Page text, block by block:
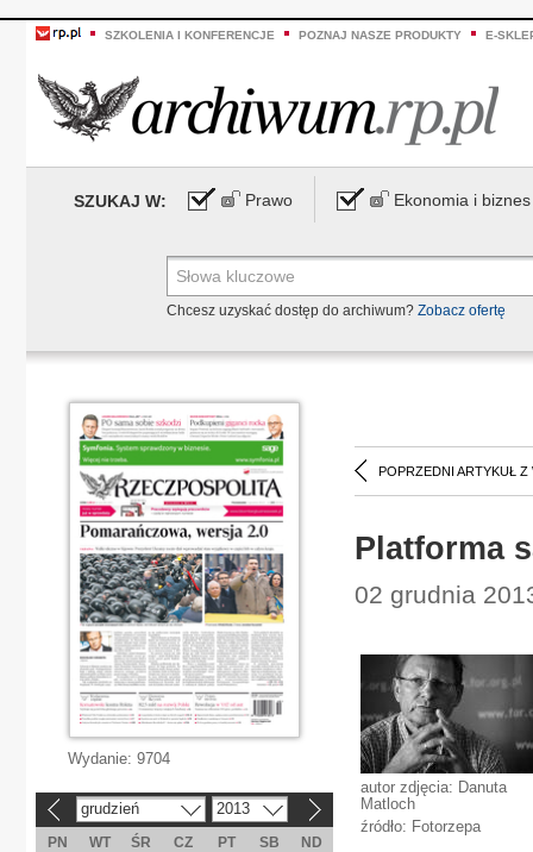
SZKOLENIA I KONFERENCJE POZNAJ NASZE PRODUKTY E-
SZUKAJ W: Prawo Ekonomia i biznes
Chcesz uzyskać dostęp do archiwum? Zobacz ofertę
POPRZEDNI ARTYKUŁ Z
Platforma
02 grudnia
autor zdjęcia: Danuta
Matloch
źródło: Fotorzepa
Wydanie: 9704
grudzień 2013
PN WT ŚR CZ PT SB
ND